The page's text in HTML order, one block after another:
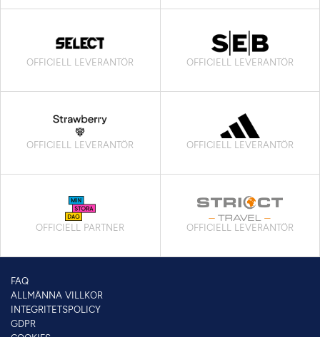
OFFICIELL LEVERANTÖR OFFICIELL LEVERANTÖR
OFFICIELL LEVERANTÖR OFFICIELL LEVERANTÖR
OFFICIELL PARTNER OFFICIELL LEVERANTÖR
FAQ
ALLMÄNNA VILLKOR
INTEGRITETSPOLICY
GDPR